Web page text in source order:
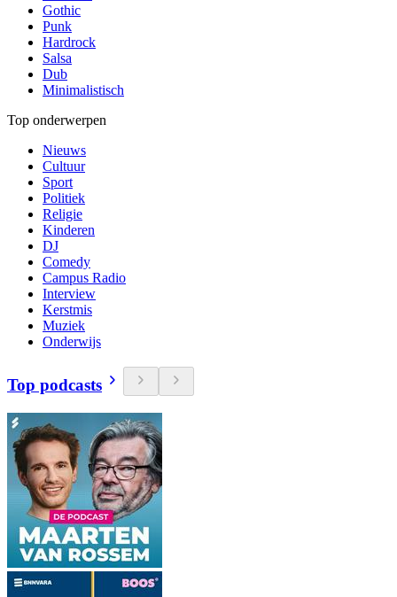
Gothic
Punk
Hardrock
Salsa
Dub
Minimalistisch
Top onderwerpen
Nieuws
Cultuur
Sport
Politiek
Religie
Kinderen
DJ
Comedy
Campus Radio
Interview
Kerstmis
Muziek
Onderwijs
Top podcasts